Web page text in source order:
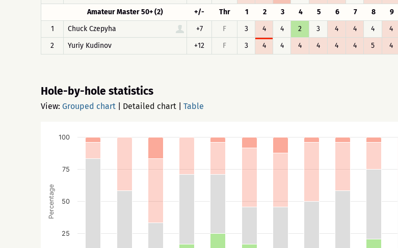
Amateur Master 50+ (2)
+/- Thr 1 2 3 4 5 6 7 8 9
1
Chuck Czepyha +7 F 3 4 4 2 3 4 4 4 4
2
Yuriy Kudinov +12 F 3 4 4 4 4 4 4 5 4
Hole-by-hole statistics
View: Grouped chart Detailed chart Table
Percentage
25
50
75
100